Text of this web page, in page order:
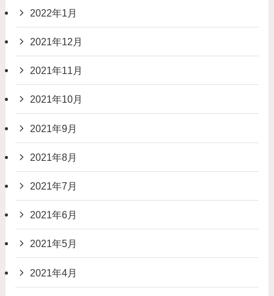
2022年1月
2021年12月
2021年11月
2021年10月
2021年9月
2021年8月
2021年7月
2021年6月
2021年5月
2021年4月